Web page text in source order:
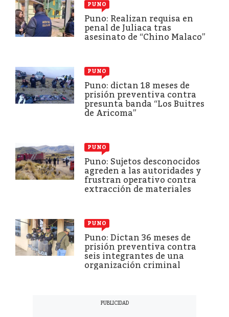
PUNO
Puno: Realizan requisa en
penal de Juliaca tras
asesinato de “Chino Malaco”
PUNO
Puno: dictan 18 meses de
prisión preventiva contra
presunta banda “Los Buitres
de Aricoma”
PUNO
Puno: Sujetos desconocidos
agreden a las autoridades y
frustran operativo contra
extracción de materiales
PUNO
Puno: Dictan 36 meses de
prisión preventiva contra
seis integrantes de una
organización criminal